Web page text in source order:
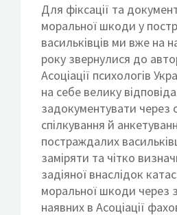
Для фіксації та
моральної шкоди у
васильківців ми вже на
року звернулися до
Асоціації психологів
на себе велику
задокументувати через
спілкування й
постраждалих
заміряти та чітко
задіяної внаслідок
моральної шкоди через
наявних в Асоціації